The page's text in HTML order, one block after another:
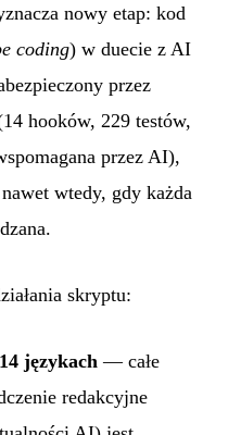
nowy etap: kod
coding) w duecie z AI
przez
hooków, 229 testów,
przez AI),
wtedy, gdy każda
skryptu:
językach — całe
redakcyjne